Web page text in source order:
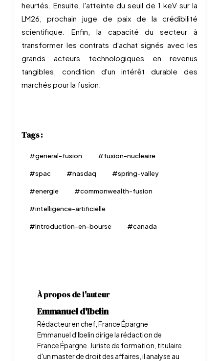
heurtés. Ensuite, l'atteinte du seuil de 1 keV sur la
LM26, prochain juge de paix de la crédibilité
scientifique. Enfin, la capacité du secteur à
transformer les contrats d'achat signés avec les
grands acteurs technologiques en revenus
tangibles, condition d'un intérêt durable des
marchés pour la fusion.
Tags :
#general-fusion #fusion-nucleaire
#spac #nasdaq #spring-valley
#energie #commonwealth-fusion
#intelligence-artificielle
#introduction-en-bourse #canada
À propos de l'auteur
Emmanuel d'Ibelin
Rédacteur en chef, France Épargne
Emmanuel d'Ibelin dirige la rédaction de
France Épargne. Juriste de formation, titulaire
d'un master de droit des affaires, il analyse au